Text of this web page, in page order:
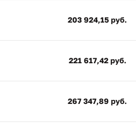
203 924,15 руб.
221 617,42 руб.
267 347,89 руб.